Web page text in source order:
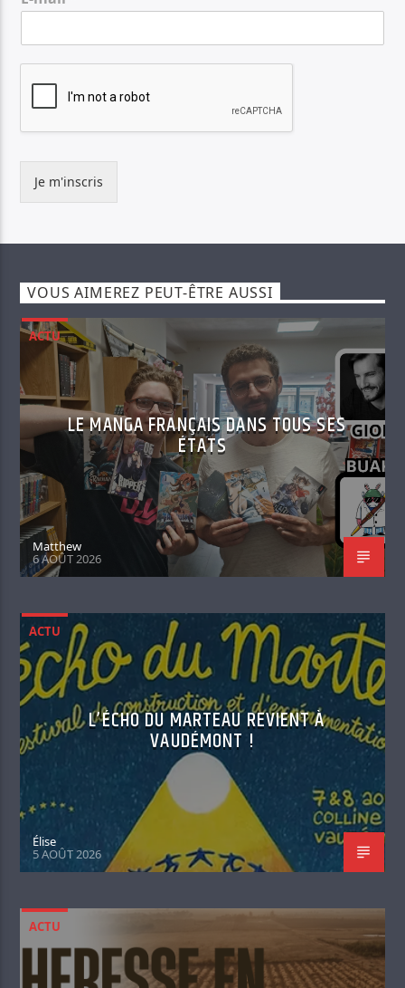
Je m'inscris
VOUS AIMEREZ PEUT-ÊTRE AUSSI
ACTU
LE MANGA FRANÇAIS DANS TOUS SES
ÉTATS
Matthew
6 AOÛT 2026
ACTU
L’ÉCHO DU MARTEAU REVIENT À
VAUDÉMONT !
Élise
5 AOÛT 2026
ACTU